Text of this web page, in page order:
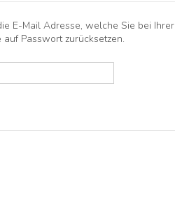
E-Mail Adresse, welche Sie bei Ihrer
Passwort zurücksetzen.